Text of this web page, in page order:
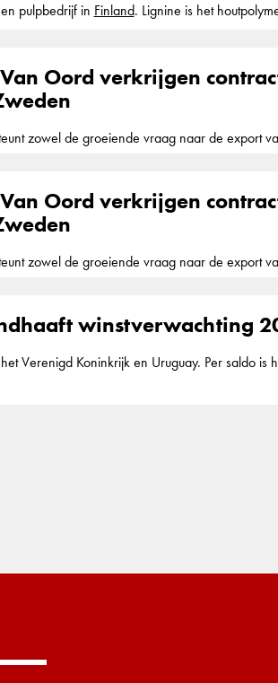
pulpbedrijf in Finland. Lignine is het
Oord verkrijgen
zowel de groeiende vraag naar de export
Oord verkrijgen
zowel de groeiende vraag naar de export
winstverwachting
Verenigd Koninkrijk en Uruguay. Per saldo